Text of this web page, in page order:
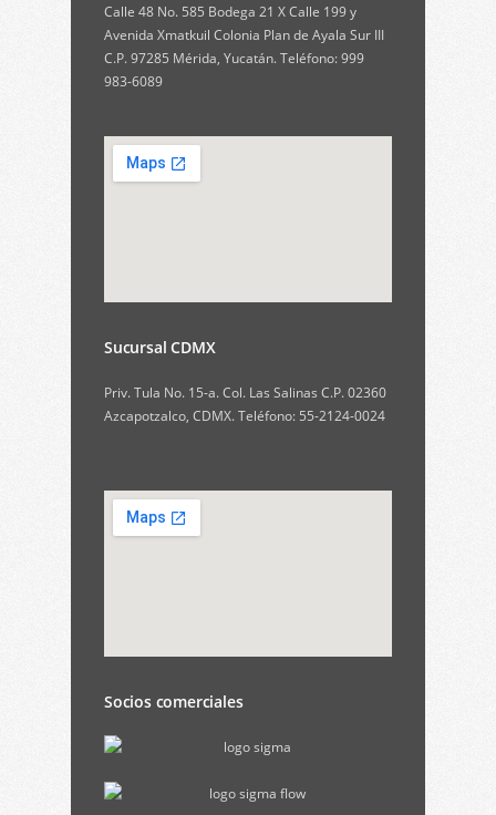
Calle 48 No. 585 Bodega 21 X Calle 199 y
Avenida Xmatkuil Colonia Plan de Ayala Sur III
C.P. 97285 Mérida, Yucatán. Teléfono: 999
983-6089
Sucursal CDMX
Priv. Tula No. 15-a. Col. Las Salinas C.P. 02360
Azcapotzalco, CDMX. Teléfono: 55-2124-0024
Socios comerciales